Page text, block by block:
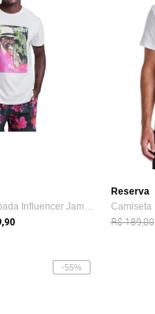
Camiseta Estampada Influencer Jamelão Re...
Reserva
R$ 189,00
-55%